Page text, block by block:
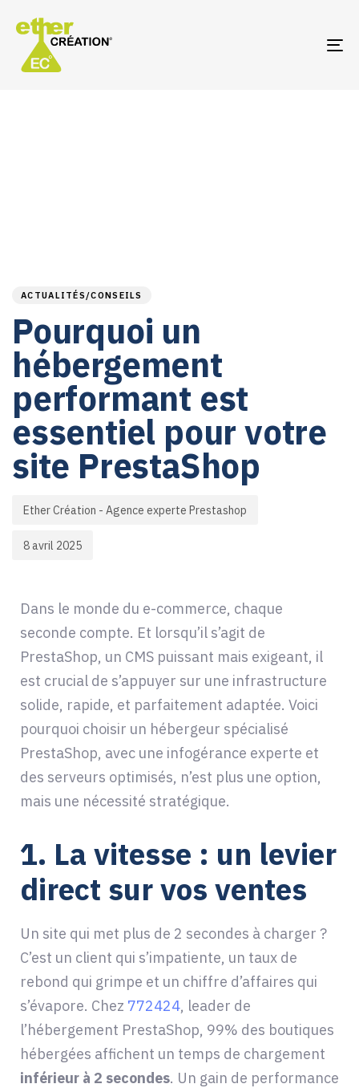
ACTUALITÉS/CONSEILS
Pourquoi un
hébergement
performant est
essentiel pour votre
site PrestaShop
Ether Création - Agence experte Prestashop
8 avril 2025
Dans le monde du e-commerce, chaque
seconde compte. Et lorsqu’il s’agit de
PrestaShop, un CMS puissant mais exigeant, il
est crucial de s’appuyer sur une infrastructure
solide, rapide, et parfaitement adaptée. Voici
pourquoi choisir un hébergeur spécialisé
PrestaShop, avec une infogérance experte et
des serveurs optimisés, n’est plus une option,
mais une nécessité stratégique.
1. La vitesse : un levier
direct sur vos ventes
Un site qui met plus de 2 secondes à charger ?
C’est un client qui s’impatiente, un taux de
rebond qui grimpe et un chiffre d’affaires qui
s’évapore. Chez 772424, leader de
l’hébergement PrestaShop, 99% des boutiques
hébergées affichent un temps de chargement
inférieur à 2 secondes. Un gain de performance